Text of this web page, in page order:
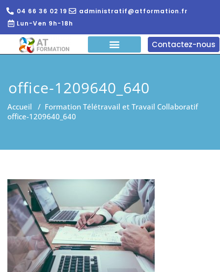
04 66 36 02 19
administratif@atformation.fr
Lun-Ven 9h-18h
Contactez-nous
office-1209640_640
Accueil / Formation Télétravail et Travail Collaboratif
office-1209640_640